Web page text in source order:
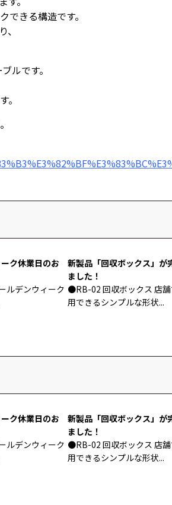
できる構造です。
ルです。
。
ーク休業日のお
ルデンウィーク
新製品「回収ボックス」が
ました！
●RB-02 回収ボックス 店
用できるシンプルな形状...
ーク休業日のお
ルデンウィーク
新製品「回収ボックス」が
ました！
●RB-02 回収ボックス 店
用できるシンプルな形状...